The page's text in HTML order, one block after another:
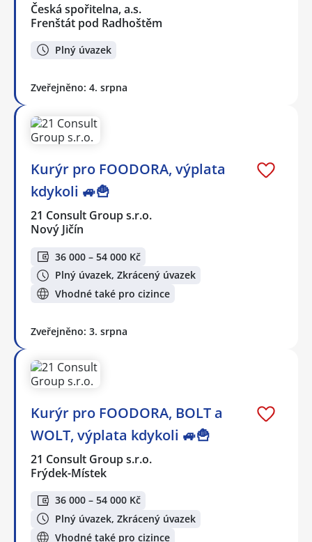
Česká spořitelna, a.s.
Frenštát pod Radhoštěm
Plný úvazek
Zveřejněno: 4. srpna
Kurýr pro FOODORA, výplata
kdykoli 🚙🍟
21 Consult Group s.r.o.
Nový Jičín
36 000 – 54 000 Kč
Plný úvazek, Zkrácený úvazek
Vhodné také pro cizince
Zveřejněno: 3. srpna
Kurýr pro FOODORA, BOLT a
WOLT, výplata kdykoli 🚙🍟
21 Consult Group s.r.o.
Frýdek-Místek
36 000 – 54 000 Kč
Plný úvazek, Zkrácený úvazek
Vhodné také pro cizince